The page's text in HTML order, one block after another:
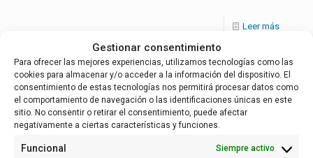
Gestionar consentimiento
Para ofrecer las mejores experiencias, utilizamos tecnologías como las
cookies para almacenar y/o acceder a la información del dispositivo. El
consentimiento de estas tecnologías nos permitirá procesar datos como
el comportamiento de navegación o las identificaciones únicas en este
sitio. No consentir o retirar el consentimiento, puede afectar
negativamente a ciertas características y funciones.
Funcional Siempre activo
Leer más
Español